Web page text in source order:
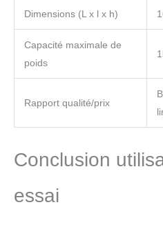
Dimensions (L x l x h)
Capacité maximale de
poids
Rapport qualité/prix
Conclusion
essai